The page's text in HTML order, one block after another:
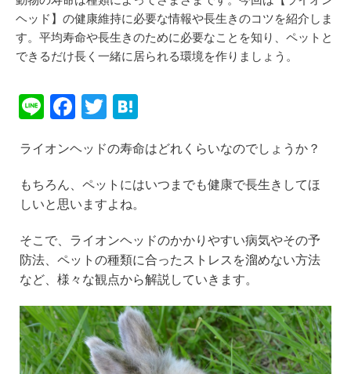
ヘッド】の健康維持に必要な情報や長生きのコツを紹介しま
す。平均寿命や長生きのために必要なことを知り、ペットと
できるだけ長く一緒に居られる環境を作りましょう。
Li
e
F
c
e
b
o
o
k
T
tt
er
e
n
ライオンヘッドの寿命はどれくらいなのでしょうか？
もちろん、ペットにはいつまでも健康で長生きしてほ
しいと思いますよね。
そこで、ライオンヘッドのかかりやすい病気やその予
防法、ペットの種類に合ったストレスを溜めない方法
など、様々な観点から解説していきます。